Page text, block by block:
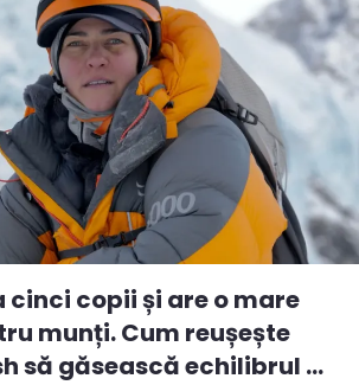
cinci copii și are o mare
munți. Cum reușește
să găsească echilibrul ...